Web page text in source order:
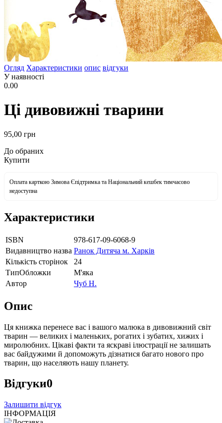
Огляд Характеристики опис відгуки
У наявності
0.00
Ці дивовижні тварини
95,00 грн
До обраних
Купити
Оплата карткою Зимова Єпідтримка та Національний кешбек тимчасово
недоступна
Характеристики
ISBN
978-617-09-6068-9
Видавництво назва Ранок Дитяча м. Харків
Кількість сторінок
24
ТипОбложки
М'яка
Автор
Чуб Н.
Опис
Ця книжка перенесе вас і вашого малюка в дивовижний світ
тварин — великих і маленьких, рогатих і зубатих, хижих і
миролюбних. Цікаві факти та яскраві ілюстрації не залишать
вас байдужими й допоможуть дізнатися багато нового про
тварин, що населяють нашу планету.
Відгуки0
Залишити відгук
ІНФОРМАЦІЯ